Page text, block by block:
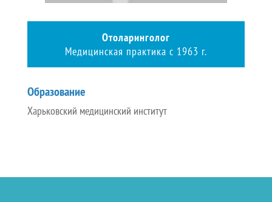
Отоларинголог
Медицинская практика с 1963 г.
Образование
Харьковский медицинский институт